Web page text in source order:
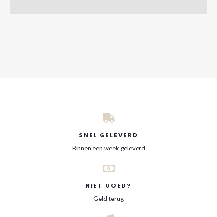
SNEL GELEVERD
Binnen een week geleverd
NIET GOED?
Geld terug